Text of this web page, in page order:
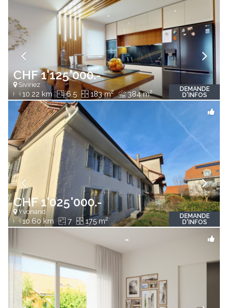
CHF 1'125'000.-
Siviriez
10.22 km 6.5 183 m2 384 m2
DEMANDE
D'INFOS
CHF 1'025'000.-
Yvonand
10.60 km 7 175 m2
DEMANDE
D'INFOS